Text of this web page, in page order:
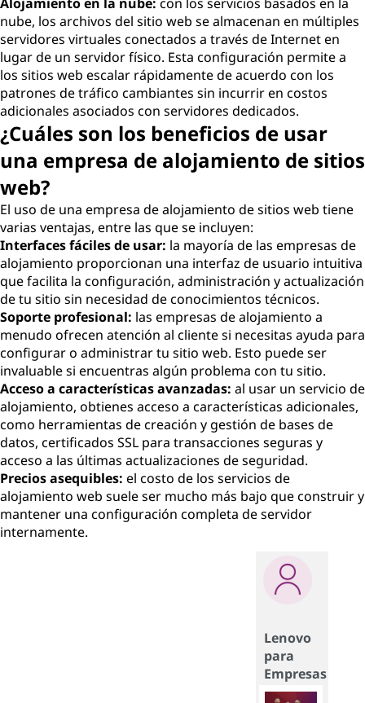
nube, los archivos del sitio web se almacenan en múltiples
servidores virtuales conectados a través de Internet en
lugar de un servidor físico. Esta configuración permite a
los sitios web escalar rápidamente de acuerdo con los
patrones de tráfico cambiantes sin incurrir en costos
adicionales asociados con servidores dedicados.
¿Cuáles son los beneficios de usar
una empresa de alojamiento de sitios
web?
El uso de una empresa de alojamiento de sitios web tiene
varias ventajas, entre las que se incluyen:
Interfaces fáciles de usar: la mayoría de las empresas de
alojamiento proporcionan una interfaz de usuario intuitiva
que facilita la configuración, administración y actualización
de tu sitio sin necesidad de conocimientos técnicos.
Soporte profesional: las empresas de alojamiento a
menudo ofrecen atención al cliente si necesitas ayuda para
configurar o administrar tu sitio web. Esto puede ser
invaluable si encuentras algún problema con tu sitio.
Acceso a características avanzadas: al usar un servicio de
alojamiento, obtienes acceso a características adicionales,
como herramientas de creación y gestión de bases de
datos, certificados SSL para transacciones seguras y
acceso a las últimas actualizaciones de seguridad.
Precios asequibles: el costo de los servicios de
alojamiento web suele ser mucho más bajo que construir y
mantener una configuración completa de servidor
internamente.
Lenovo
para
Empresas